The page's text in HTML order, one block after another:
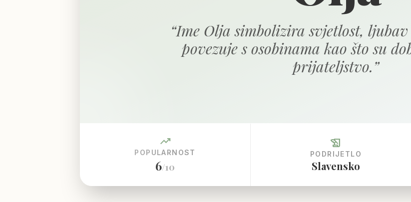
“Ime Olja simbolizira svjetlost, ljubav
povezuje s osobinama kao što su
prijateljstvo.”
trending_up
POPULARNOST
6/10
history_edu
PODRIJETLO
Slavensko